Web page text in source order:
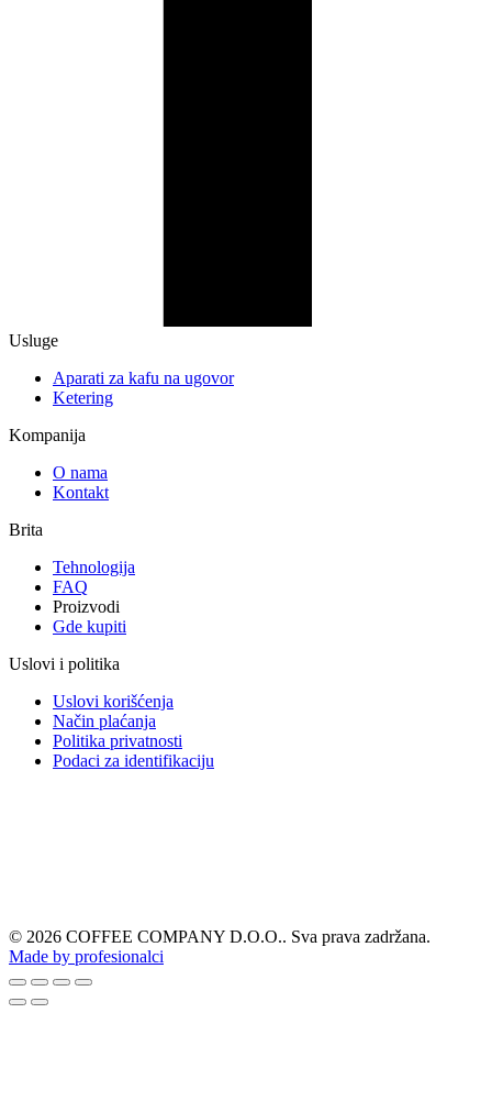
Usluge
Aparati za kafu na ugovor
Ketering
Kompanija
O nama
Kontakt
Brita
Tehnologija
FAQ
Proizvodi
Gde kupiti
Uslovi i politika
Uslovi korišćenja
Način plaćanja
Politika privatnosti
Podaci za identifikaciju
© 2026 COFFEE COMPANY D.O.O.. Sva prava zadržana.
Made by profesionalci